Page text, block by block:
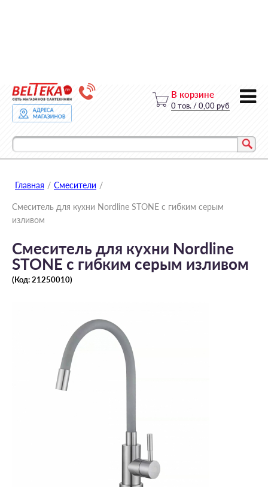
В корзине
Главная / Смесители /
Смеситель для кухни Nordline STONE с гибким серым
изливом
Смеситель для кухни Nordline
STONE с гибким серым изливом
(Код:21250010)